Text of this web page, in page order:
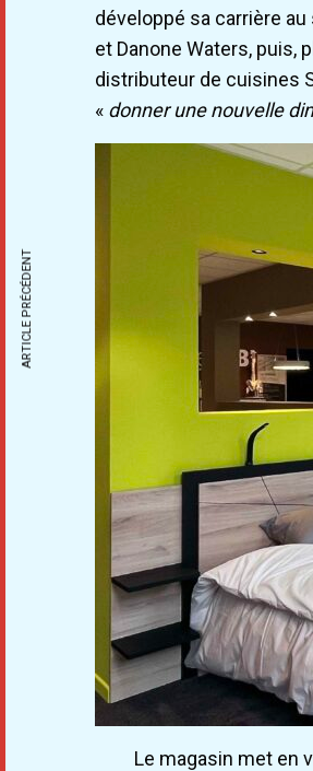
développé sa carrière
et Danone Waters, puis,
distributeur de cuisines
« donner une nouvelle
Le magasin met en
ARTICLE PRÉCÉDENT